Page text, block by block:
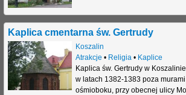
Kaplica cmentarna św. Gertrudy
Koszalin
Atrakcje • Religia• Kaplice
Kaplica św. Gertrudy w
w latach 1382-1383 poza
ośmioboku, przy obecnej ulicy